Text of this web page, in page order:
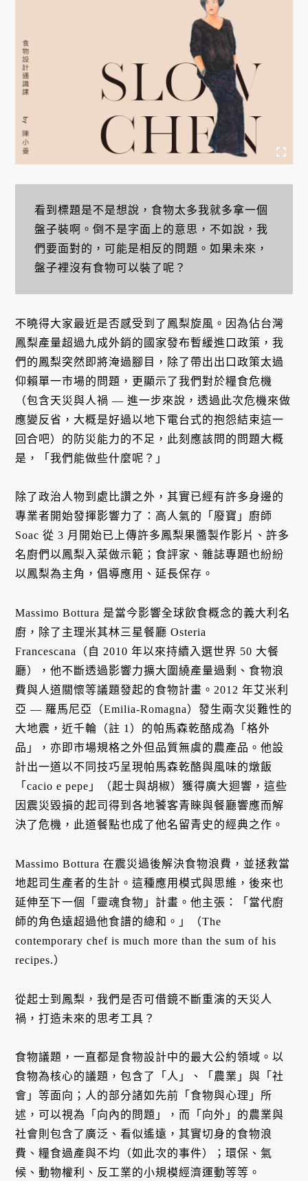
看到標題是不是想說，食物太多我就多拿一個
盤子裝啊。倒不是字面上的意思，不如說，我
們要面對的，可能是相反的問題。如果未來，
盤子裡沒有食物可以裝了呢？
不曉得大家最近是否感受到了鳳梨旋風。因為佔台灣
鳳梨產量超過九成外銷的國家發布暫緩進口政策，我
們的鳳梨突然即將淹過腳目，除了帶出出口政策太過
仰賴單一市場的問題，更顯示了我們對於糧食危機
（包含天災與人禍 — 進一步來說，透過此次危機來做
應變反省，大概是好過以地下電台式的抱怨結束這一
回合吧）的防災能力的不足，此刻應該問的問題大概
是，「我們能做些什麼呢？」
除了政治人物到處比讚之外，其實已經有許多身邊的
專業者開始發揮影響力了：高人氣的「廢寶」廚師
Soac 從 3 月開始已上傳許多鳳梨果醬製作影片、許多
名廚們以鳳梨入菜做示範；食評家、雜誌專題也紛紛
以鳳梨為主角，倡導應用、延長保存。
Massimo Bottura 是當今影響全球飲食概念的義大利名
廚，除了主理米其林三星餐廳 Osteria
Francescana（自 2010 年以來持續入選世界 50 大餐
廳），他不斷透過影響力擴大圍繞產量過剩、食物浪
費與人道關懷等議題發起的食物計畫。2012 年艾米利
亞 — 羅馬尼亞（Emilia-Romagna）發生兩次災難性的
大地震，近千輪（註 1）的帕馬森乾酪成為「格外
品」，亦即市場規格之外但品質無虞的農產品。他設
計出一道以不同技巧呈現帕馬森乾酪與風味的燉飯
「cacio e pepe」（起士與胡椒）獲得廣大迴響，這些
因震災毀損的起司得到各地饕客青睞與餐廳響應而解
決了危機，此道餐點也成了他名留青史的經典之作。
Massimo Bottura 在震災過後解決食物浪費，並拯救當
地起司生產者的生計。這種應用模式與思維，後來也
延伸至下一個「靈魂食物」計畫。他主張：「當代廚
師的角色遠超過他食譜的總和。」（The
contemporary chef is much more than the sum of his
recipes.）
從起士到鳳梨，我們是否可借鏡不斷重演的天災人
禍，打造未來的思考工具？
食物議題，一直都是食物設計中的最大公約領域。以
食物為核心的議題，包含了「人」、「農業」與「社
會」等面向；人的部分諸如先前「食物與心理」所
述，可以視為「向內的問題」，而「向外」的農業與
社會則包含了廣泛、看似遙遠，其實切身的食物浪
費、糧食過產與不均（如此次的事件）；環保、氣
候、動物權利、反工業的小規模經濟運動等等。